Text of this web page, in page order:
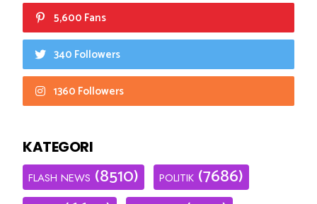
5,600 Fans
340 Followers
1360 Followers
KATEGORI
FLASH NEWS (8510) POLITIK (7686)